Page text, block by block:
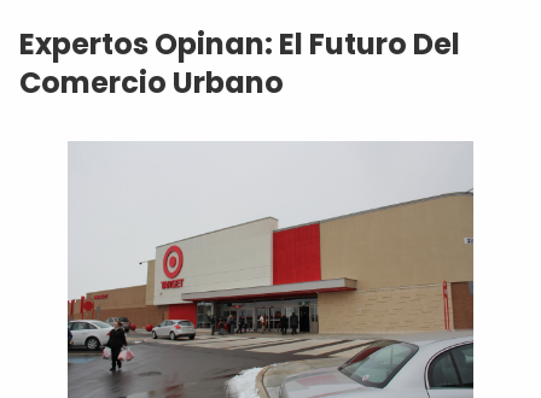
Expertos Opinan: El Futuro Del
Comercio Urbano